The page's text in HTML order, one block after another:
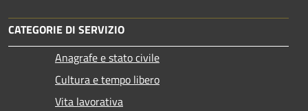
CATEGORIE DI SERVIZIO
Anagrafe e stato civile
Cultura e tempo libero
Vita lavorativa